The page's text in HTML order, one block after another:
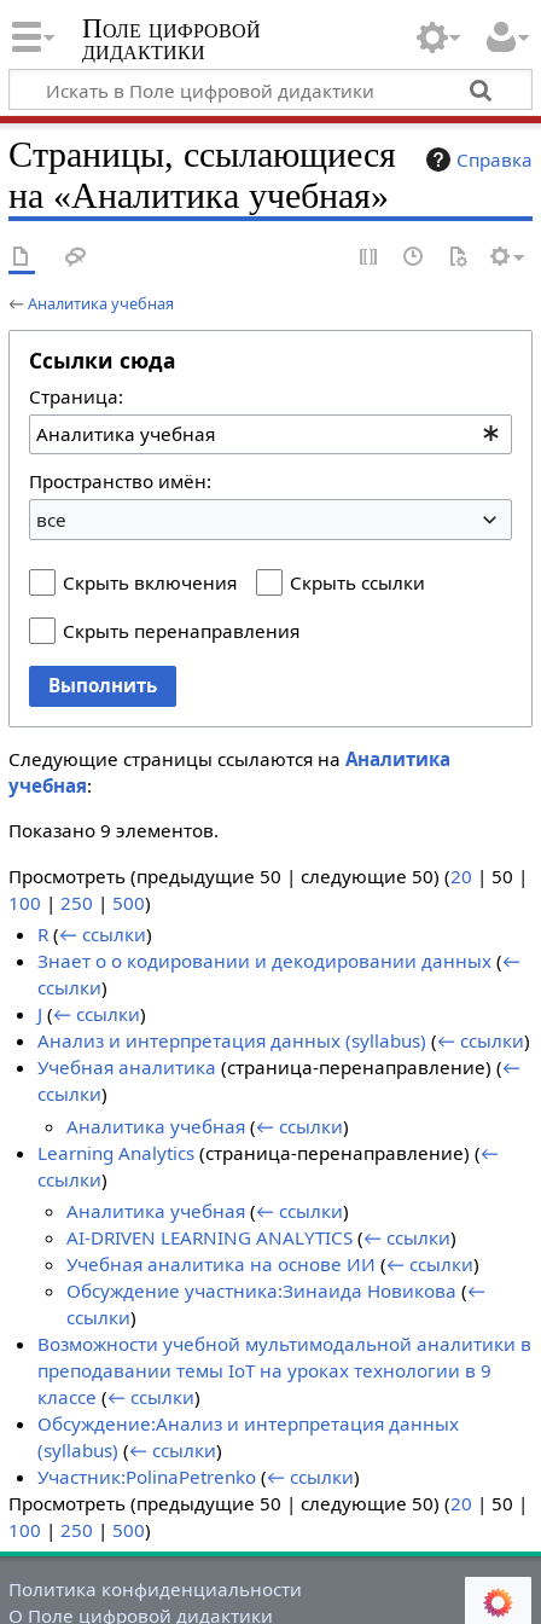
Поле цифровой
дидактики
Справка
Страницы, ссылающиеся
на «Аналитика учебная»
←Аналитика учебная
Ссылки сюда
Страница:
Пространство имён:
все
Скрыть включения
Скрыть ссылки
Скрыть перенаправления
Выполнить
Следующие страницы ссылаются на Аналитика
учебная:
Показано 9 элементов.
Просмотреть (предыдущие 50 | следующие 50) (20 | 50 |
100 | 250 | 500)
R (← ссылки)
Знает о о кодировании и декодировании данных (←
ссылки)
J (← ссылки)
Анализ и интерпретация данных (syllabus) (← ссылки)
Учебная аналитика (страница-перенаправление)(←
ссылки)
Аналитика учебная (← ссылки)
Learning Analytics (страница-перенаправление)(←
ссылки)
Аналитика учебная (← ссылки)
AI-DRIVEN LEARNING ANALYTICS (← ссылки)
Учебная аналитика на основе ИИ (← ссылки)
Обсуждение участника:Зинаида Новикова (←
ссылки)
Возможности учебной мультимодальной аналитики в
преподавании темы IoT на уроках технологии в 9
классе (← ссылки)
Обсуждение:Анализ и интерпретация данных
(syllabus) (← ссылки)
Участник:PolinaPetrenko (← ссылки)
Просмотреть (предыдущие 50 | следующие 50) (20 | 50 |
100 | 250 | 500)
Политика конфиденциальности
О Поле цифровой дидактики